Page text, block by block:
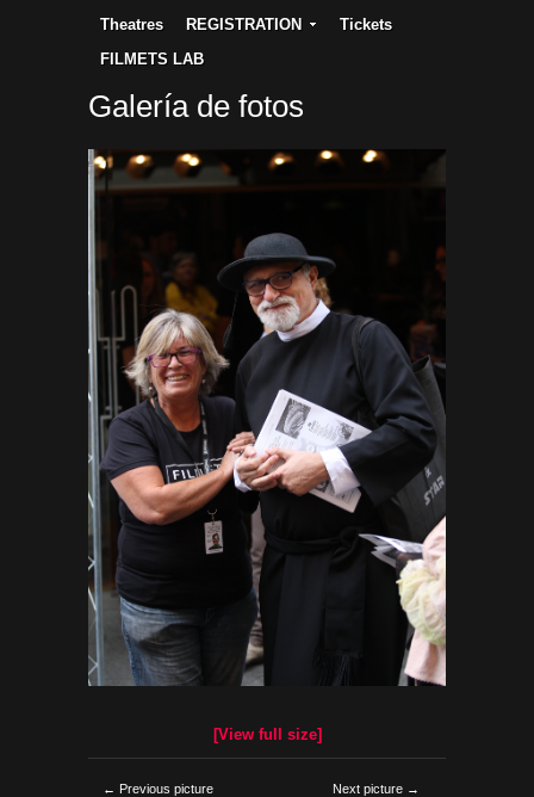
Theatres
REGISTRATION
Tickets
FILMETS LAB
Galería de fotos
[View full size]
← Previous picture Next picture →